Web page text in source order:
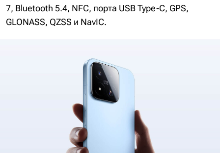
7, Bluetooth 5.4, NFC, порта USB Type-C, GPS,
GLONASS, QZSS и NavIC.